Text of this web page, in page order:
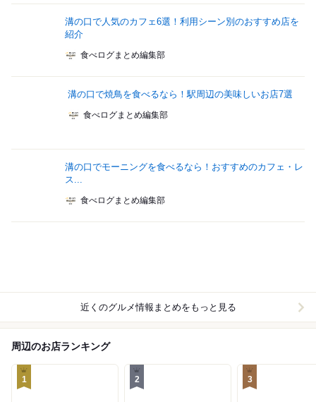
溝の口で人気のカフェ6選！利用シーン別のおすすめ店を
紹介
食べログまとめ編集部
溝の口で焼鳥を食べるなら！駅周辺の美味しいお店7選
食べログまとめ編集部
溝の口でモーニングを食べるなら！おすすめのカフェ・レ
ス...
食べログまとめ編集部
近くのグルメ情報まとめをもっと見る
周辺のお店ランキング
1 2 3